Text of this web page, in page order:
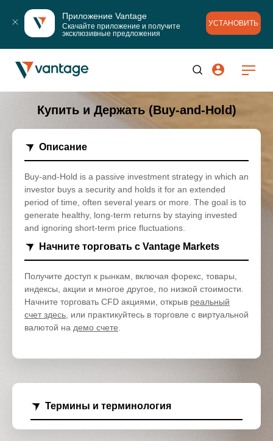
Приложение Vantage
Скачайте приложение и получите
эксклюзивные предложения
УСТАНОВИТЬ
Купить и Держать (Buy-and-Hold)
Описание
Buy-and-Hold is a passive investment strategy in which an
investor buys a security and holds it for an extended
period of time, often several years or more. The goal is to
generate healthy, long-term returns by staying invested
and ignoring short-term price fluctuations.
Начните торговать с Vantage Markets
Получите доступ к рынкам, включая форекс, товары,
индексы, акции и многое другое, по низкой стоимости.
Начните торговать CFD акциями, открыв реальный
счет здесь , или практикуйтесь в торговле с виртуальной
валютой на демо счете
Термины и терминология